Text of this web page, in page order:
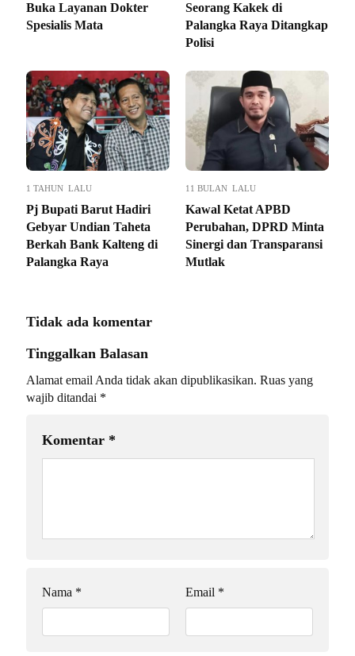
Buka Layanan Dokter
Spesialis Mata
Seorang Kakek di
Palangka Raya Ditangkap
Polisi
1 TAHUN LALU
Pj Bupati Barut Hadiri
Gebyar Undian Taheta
Berkah Bank Kalteng di
Palangka Raya
11 BULAN LALU
Kawal Ketat APBD
Perubahan, DPRD Minta
Sinergi dan Transparansi
Mutlak
Tidak ada komentar
Tinggalkan Balasan
Alamat email Anda tidak akan dipublikasikan. Ruas yang
wajib ditandai *
Komentar *
Nama * Email *